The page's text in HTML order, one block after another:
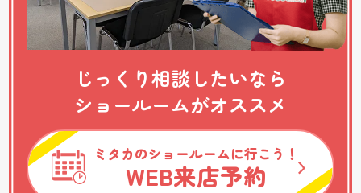
じっくり相談したいなら
ショールームがオススメ
ミタカのショールームに行こう！
WEB来店予約